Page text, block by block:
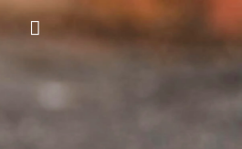
Nákupní